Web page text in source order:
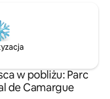
w pobliżu: Parc
de Camargue